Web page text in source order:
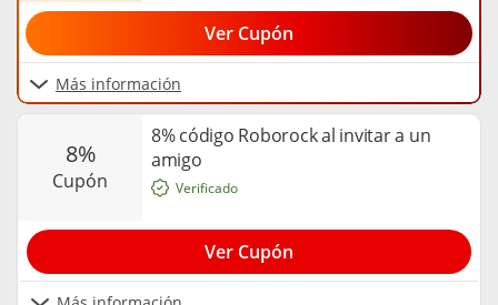
Más información
Ver Cupón
8%
cupón
8% código Roborock al invitar a un
amigo
Verificado
Ver Cupón